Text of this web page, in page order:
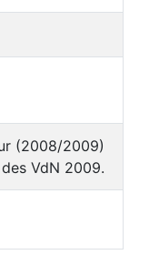
(2008/2009)
VdN 2009.